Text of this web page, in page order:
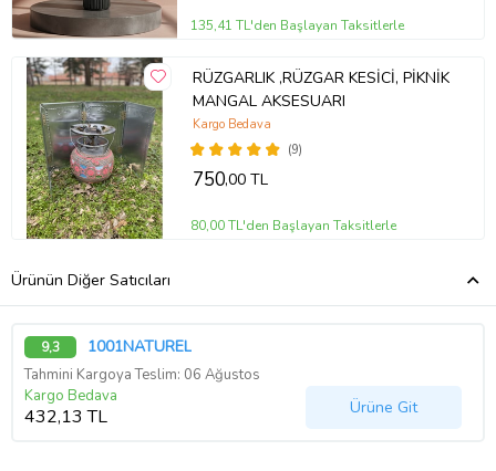
135,41 TL'den Başlayan Taksitlerle
RÜZGARLIK ,RÜZGAR KESİCİ, PİKNİK
MANGAL AKSESUARI
(9)
Kargo Bedava
750,00 TL
80,00 TL'den Başlayan Taksitlerle
Ürünün Diğer Satıcıları
9,3 1001NATUREL
Tahmini Kargoya Teslim: 06 Ağustos
Kargo Bedava
432,13 TL Ürüne Git